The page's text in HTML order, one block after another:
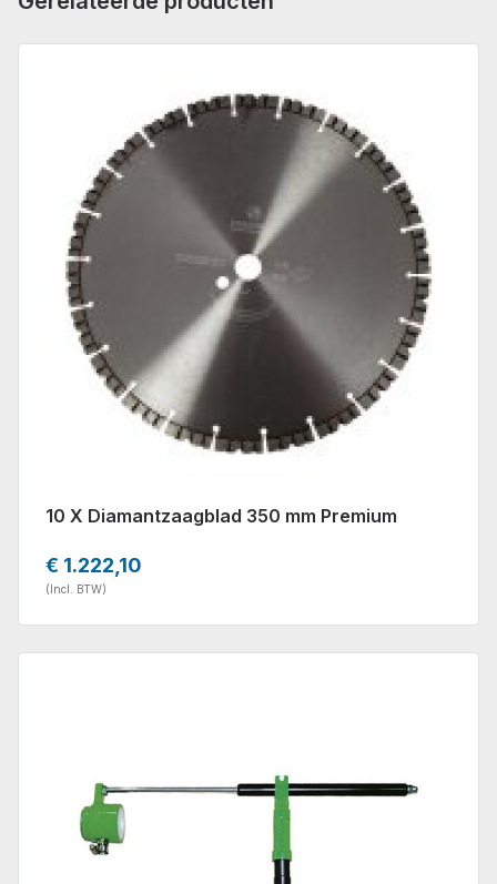
10 X Diamantzaagblad 350 mm Premium
€ 1.222,10
(Incl. BTW)